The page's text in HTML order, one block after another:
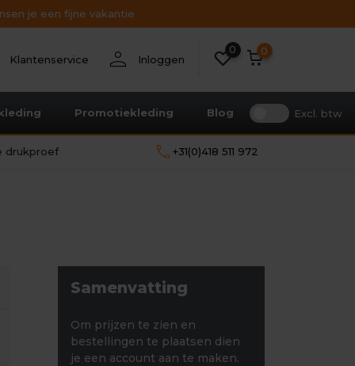
je een fijne vakantie
Klantenservice person Inloggen
0 0
Promotiekleding Blog Excl. btw
drukproef call +31(0)418 511 972
Samenvatting
Om prijzen te zien en
bestellingen te plaatsen dien
je een account aan te maken.